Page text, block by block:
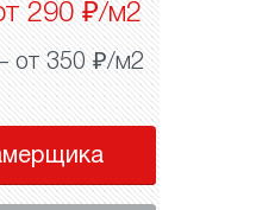
290 ₽/м2
от 350 ₽/м2